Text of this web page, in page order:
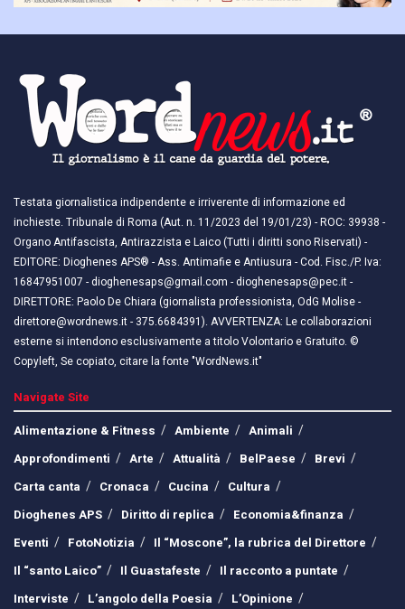
Testata giornalistica indipendente e irriverente di informazione ed
inchieste. Tribunale di Roma (Aut. n. 11/2023 del 19/01/23) - ROC: 39938 -
Organo Antifascista, Antirazzista e Laico (Tutti i diritti sono Riservati) -
EDITORE: Dioghenes APS® - Ass. Antimafie e Antiusura - Cod. Fisc./P. Iva:
16847951007 - dioghenesaps@gmail.com - dioghenesaps@pec.it - ​​
DIRETTORE: Paolo De Chiara (giornalista professionista, OdG Molise -
direttore@wordnews.it - ​​375.6684391). AVVERTENZA: Le collaborazioni
esterne si intendono esclusivamente a titolo Volontario e Gratuito. ©
Copyleft, Se copiato, citare la fonte "WordNews.it"
Navigate Site
Alimentazione & Fitness
Ambiente
Animali
Approfondimenti
Arte Attualità BelPaese
Brevi
Carta canta
Cronaca Cucina
Cultura
Dioghenes APS
Diritto di replica
Economia&finanza
Eventi
FotoNotizia
Il “Moscone”, la rubrica del Direttore
Il “santo Laico”
Il Guastafeste
Il racconto a puntate
Interviste
L’angolo della Poesia
L’Opinione